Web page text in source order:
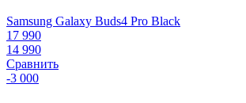
Samsung Galaxy Buds4 Pro Black
17 990
14 990
Сравнить
-3 000